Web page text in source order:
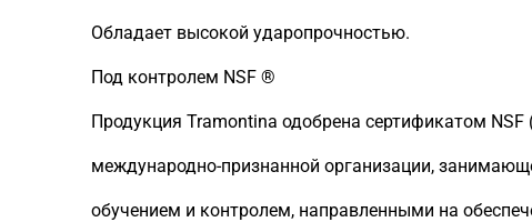
Обладает высокой ударопрочностью.
Под контролем NSF ®
Продукция Tramontina одобрена сертификатом
международно-признанной организации,
обучением и контролем, направленными на